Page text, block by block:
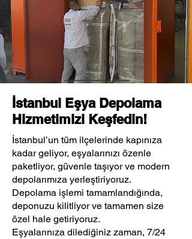
İstanbul Eşya Depolama
Hizmetimizi Keşfedin!
İstanbul’un tüm ilçelerinde kapınıza
kadar geliyor, eşyalarınızı özenle
paketliyor, güvenle taşıyor ve modern
depolarımıza yerleştiriyoruz.
Depolama işlemi tamamlandığında,
deponuzu kilitliyor ve tamamen size
özel hale getiriyoruz.
Eşyalarınıza dilediğiniz zaman, 7/24